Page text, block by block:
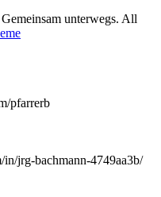
unterwegs. All
pfarrerb
jrg-bachmann-4749aa3b/